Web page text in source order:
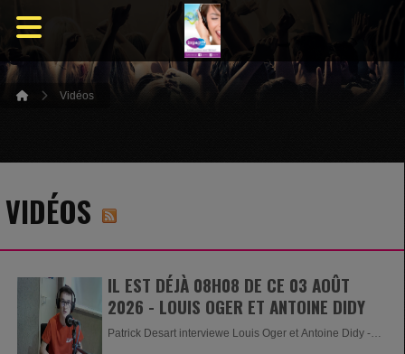
Vidéos
VIDÉOS
IL EST DÉJÀ 08H08 DE CE 03 AOÛT
2026 - LOUIS OGER ET ANTOINE DIDY
Patrick Desart interviewe Louis Oger et Antoine Didy -